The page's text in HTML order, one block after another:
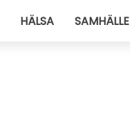
HÄLSA SAMHÄLLE